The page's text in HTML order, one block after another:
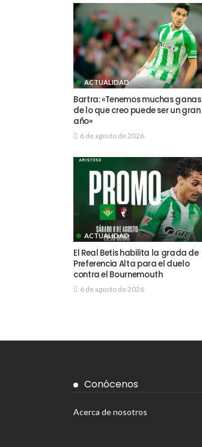
ACTUALIDAD
Bartra: «Tenemos muchas ganas
de lo que creo puede ser un gran
año»
6 de agosto de 2026
ACTUALIDAD
El Real Betis habilita la grada de
Preferencia Alta para el duelo
contra el Bournemouth
6 de agosto de 2026
Conócenos
Acerca de nosotros